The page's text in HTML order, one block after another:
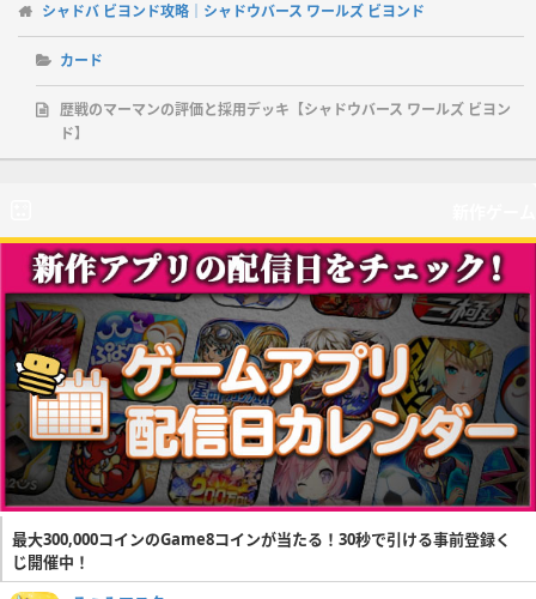
シャドバ ビヨンド攻略｜シャドウバース ワールズ ビヨンド
カード
歴戦のマーマンの評価と採用デッキ【シャドウバース ワールズ ビヨン
ド】
最大300,000コインのGame8コインが当たる！30秒で引ける事前登録く
じ開催中！